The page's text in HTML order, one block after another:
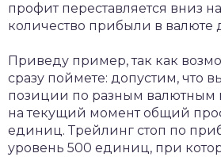
профит переставляется вниз
количество прибыли в валюте
Приведу пример, так как
сразу поймете: допустим, что
позиции по разным валютным
на текущий момент общий
единиц. Трейлинг стоп по
уровень 500 единиц, при